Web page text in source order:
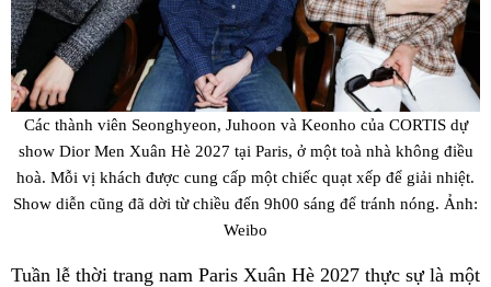
Các thành viên Seonghyeon, Juhoon và Keonho của CORTIS dự
show Dior Men Xuân Hè 2027 tại Paris, ở một toà nhà không điều
hoà. Mỗi vị khách được cung cấp một chiếc quạt xếp để giải nhiệt.
Show diễn cũng đã dời từ chiều đến 9h00 sáng để tránh nóng. Ảnh:
Weibo
Tuần lễ thời trang nam Paris Xuân Hè 2027 thực sự là một